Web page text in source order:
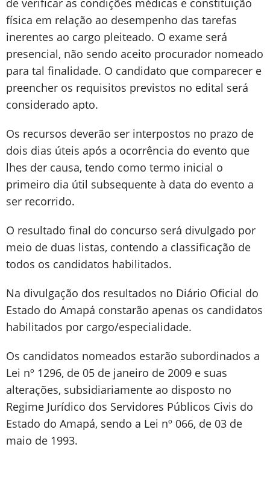
de verificar as condições médicas e constituição
física em relação ao desempenho das tarefas
inerentes ao cargo pleiteado. O exame será
presencial, não sendo aceito procurador nomeado
para tal finalidade. O candidato que comparecer e
preencher os requisitos previstos no edital será
considerado apto.
Os recursos deverão ser interpostos no prazo de
dois dias úteis após a ocorrência do evento que
lhes der causa, tendo como termo inicial o
primeiro dia útil subsequente à data do evento a
ser recorrido.
O resultado final do concurso será divulgado por
meio de duas listas, contendo a classificação de
todos os candidatos habilitados.
Na divulgação dos resultados no Diário Oficial do
Estado do Amapá constarão apenas os candidatos
habilitados por cargo/especialidade.
Os candidatos nomeados estarão subordinados a
Lei nº 1296, de 05 de janeiro de 2009 e suas
alterações, subsidiariamente ao disposto no
Regime Jurídico dos Servidores Públicos Civis do
Estado do Amapá, sendo a Lei nº 066, de 03 de
maio de 1993.